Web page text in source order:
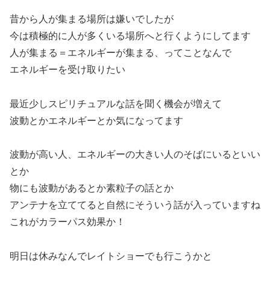
昔から人が集まる場所は嫌いでしたが
今は積極的に人が多くいる場所へと行くようにしてます
人が集まる＝エネルギーが集まる、ってことなんで
エネルギーを受け取りたい
最近少しスピリチュアルな話を聞く機会が増えて
波動とかエネルギーとか気になってます
波動が高い人、エネルギーの大きい人のそばにいるといい
とか
物にも波動があるとか素粒子の話とか
アンテナを立ててると自然にそういう話が入っていますね
これがカラーパス効果か！
明日は休みなんでレイトショーでも行こうかと